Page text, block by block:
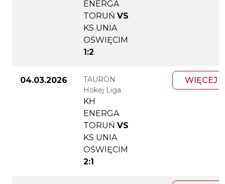
ENERGA
TORUŃ VS
KS UNIA
OŚWIĘCIM
1:2
04.03.2026
TAURON
Hokej Liga
KH
ENERGA
TORUŃ VS
KS UNIA
OŚWIĘCIM
2:1
WIĘCEJ